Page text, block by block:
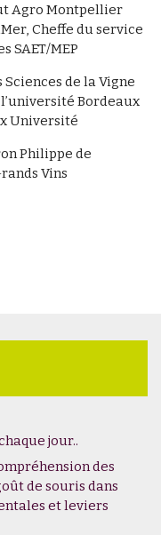
Agro Montpellier
Cheffe du service
SAET/MEP
Sciences de la Vigne
Bordeaux
Université
Philippe de
Vins
à Bordeaux
vidéo - LE DIOXYDE DE
jour..
des
de souris dans
et leviers